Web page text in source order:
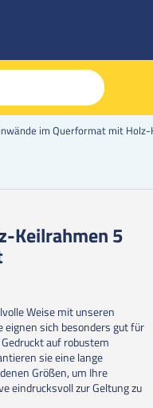
im Querformat mit
Keilrahmen 5
Weise mit unseren
sich besonders gut für
auf robustem
sie eine lange
Größen, um Ihre
eindrucksvoll zur Geltung zu